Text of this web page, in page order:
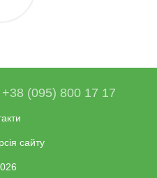
+38 (095) 800 17 17
сайту